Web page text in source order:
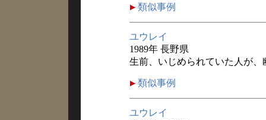
類似事例
ユウレイ
1989年 長野県
生前、いじめられていた人が
類似事例
ユウレイ